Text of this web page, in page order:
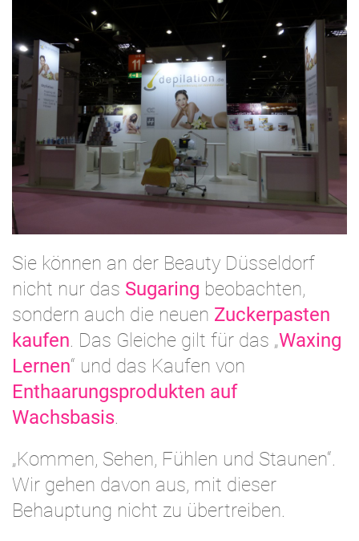
Sie können an der Beauty Düsseldorf
nicht nur das Sugaring beobachten,
sondern auch die neuen Zuckerpasten
kaufen. Das Gleiche gilt für das „Waxing
Lernen“ und das Kaufen von
Enthaarungsprodukten auf
Wachsbasis.
„Kommen, Sehen, Fühlen und Staunen“.
Wir gehen davon aus, mit dieser
Behauptung nicht zu übertreiben.